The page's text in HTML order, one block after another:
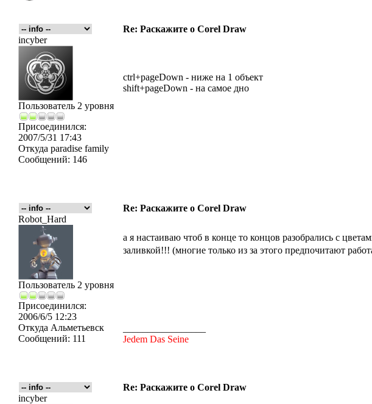
Re: Раскажите о Corel Draw
incyber
Пользователь 2 уровня
Присоединился:
2007/5/31 17:43
Откуда paradise family
Сообщений: 146
ctrl+pageDown - ниже на 1 объект
shift+pageDown - на самое дно
Re: Раскажите о Corel Draw
Robot_Hard
Пользователь 2 уровня
Присоединился:
2006/6/5 12:23
Откуда Альметьевск
Сообщений: 111
а я настаиваю чтоб в конце то концов разобрались с
заливкой!!! (многие только из за этого предпочитают
Jedem Das Seine
Re: Раскажите о Corel Draw
incyber